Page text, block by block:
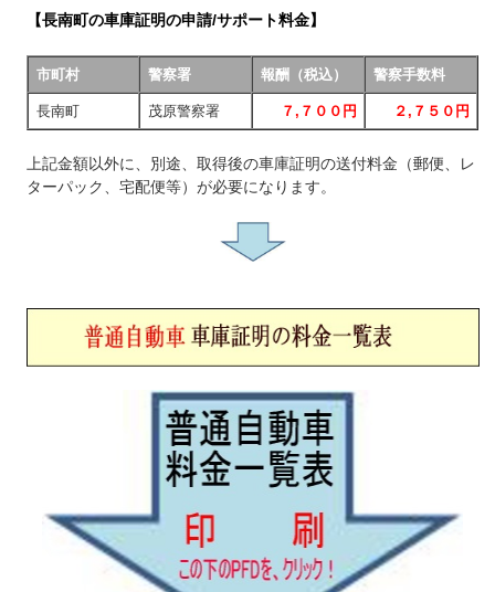
【長南町の車庫証明の申請/サポート料金】
市町村 警察署 報酬（税込） 警察手数料
長南町 茂原警察署 ７,７００円 ２,７５０円
上記金額以外に、別途、取得後の車庫証明の送付料金（郵便、レ
ターパック、宅配便等）が必要になります。